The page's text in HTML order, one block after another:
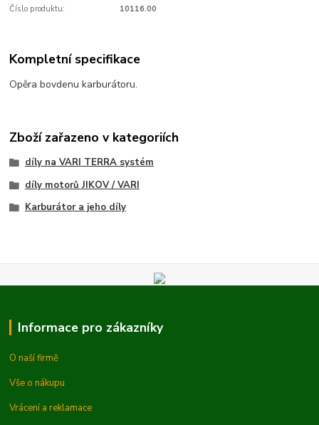
Číslo produktu: 10116.00
Kompletní specifikace
Opěra bovdenu karburátoru.
Zboží zařazeno v kategoriích
díly na VARI TERRA systém
díly motorů JIKOV / VARI
Karburátor a jeho díly
Informace pro zákazníky
O naší firmě
Vše o nákupu
Vrácení a reklamace